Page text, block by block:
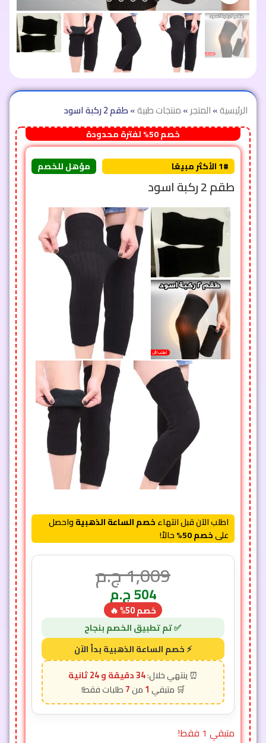
الرئيسية»المتجر»منتجات طبية»طقم 2 ركبة اسود
خصم 50% لفترة محدودة
1# الأكثر مبيعًا مؤهل للخصم
طقم 2 ركبة اسود
اطلب الآن قبل انتهاءخصم الساعة الذهبيةواحصل
علىخصم 50% حالاً!
1,009ج.م
504ج.م
خصم 50% 🔥
34 دقيقة و 22 ثانية
1
7
متبقي 1 فقط!